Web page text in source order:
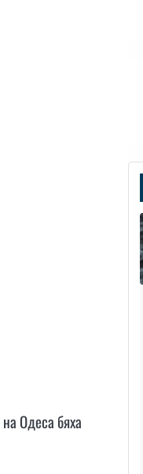
Одеса бяха